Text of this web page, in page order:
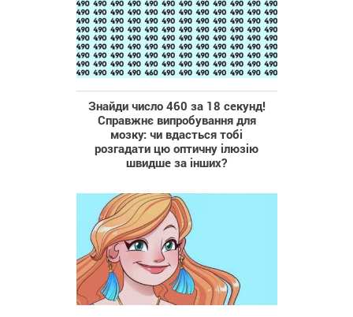
Знайди число 460 за 18 секунд!
Справжнє випробування для
мозку: чи вдасться тобі
розгадати цю оптичну ілюзію
швидше за інших?